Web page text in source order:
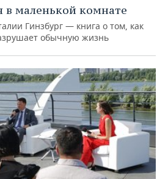
в маленькой комнате
Гинзбург — книга о том, как
обычную жизнь